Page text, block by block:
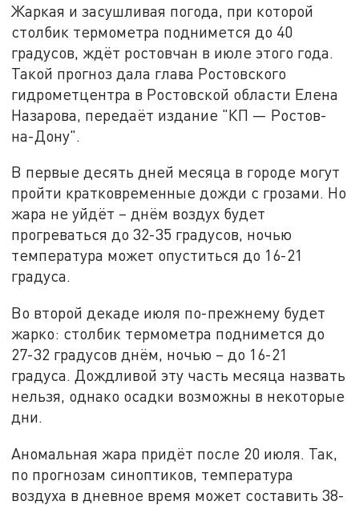
Жаркая и засушливая погода, при которой
столбик термометра поднимется до 40
градусов, ждёт ростовчан в июле этого года.
Такой прогноз дала глава Ростовского
гидрометцентра в Ростовской области Елена
Назарова, передаёт издание "КП — Ростов-
на-Дону".
В первые десять дней месяца в городе могут
пройти кратковременные дожди с грозами. Но
жара не уйдёт – днём воздух будет
прогреваться до 32-35 градусов, ночью
температура может опуститься до 16-21
градуса.
Во второй декаде июля по-прежнему будет
жарко: столбик термометра поднимется до
27-32 градусов днём, ночью – до 16-21
градуса. Дождливой эту часть месяца назвать
нельзя, однако осадки возможны в некоторые
дни.
Аномальная жара придёт после 20 июля. Так,
по прогнозам синоптиков, температура
воздуха в дневное время может составить 38-